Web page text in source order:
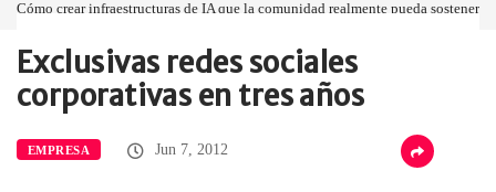
Cómo crear infraestructuras de IA que la comunidad realmente pueda sostener
Home Empresa Exclusivas redes sociales…
Exclusivas redes sociales
corporativas en tres años
EMPRESA Jun 7, 2012